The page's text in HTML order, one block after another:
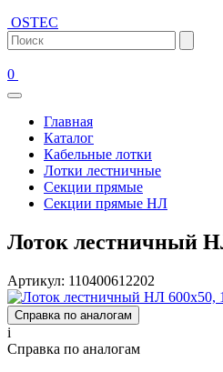
OSTEC
0
Главная
Каталог
Кабельные лотки
Лотки лестничные
Секции прямые
Секции прямые НЛ
Лоток лестничный
Артикул: 110400612202
Справка по аналогам
i
Справка по аналогам